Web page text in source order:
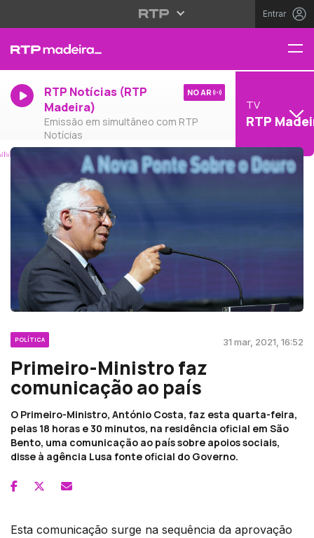
Entrar
RTP Notícias (RTP
Madeira)
Emissão em simultâneo com RTP
Notícias
NO AR
TV
RTP
POLÍTICA 31 mar, 2021, 16:52
Primeiro-Ministro faz
comunicação ao país
O Primeiro-Ministro, António Costa, faz esta quarta-feira,
pelas 18 horas e 30 minutos, na residência oficial em São
Bento, uma comunicação ao país sobre apoios sociais,
disse à agência Lusa fonte oficial do Governo.
Esta comunicação surge na sequência da aprovação